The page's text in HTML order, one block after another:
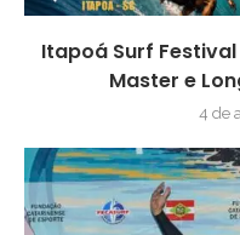
Itapoá Surf
Master e
4 de